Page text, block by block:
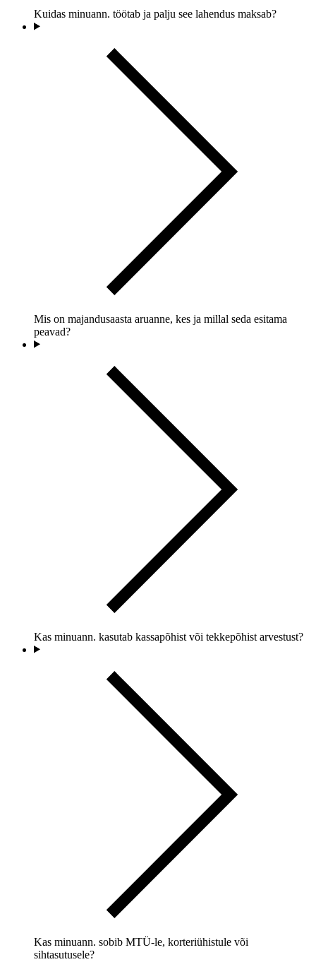
Kuidas minuann. töötab ja palju see lahendus maksab?
Mis on majandusaasta aruanne, kes ja millal seda esitama
peavad?
Kas minuann. kasutab kassapõhist või tekkepõhist arvestust?
Kas minuann. sobib MTÜ-le, korteriühistule või
sihtasutusele?